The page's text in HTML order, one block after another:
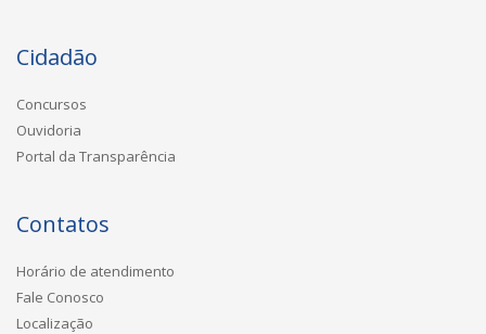
Cidadão
Concursos
Ouvidoria
Portal da Transparência
Contatos
Horário de atendimento
Fale Conosco
Localização